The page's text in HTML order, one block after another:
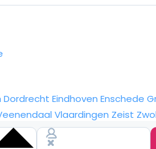
Dordrecht Eindhoven Enschede
Vlaardingen Zeist